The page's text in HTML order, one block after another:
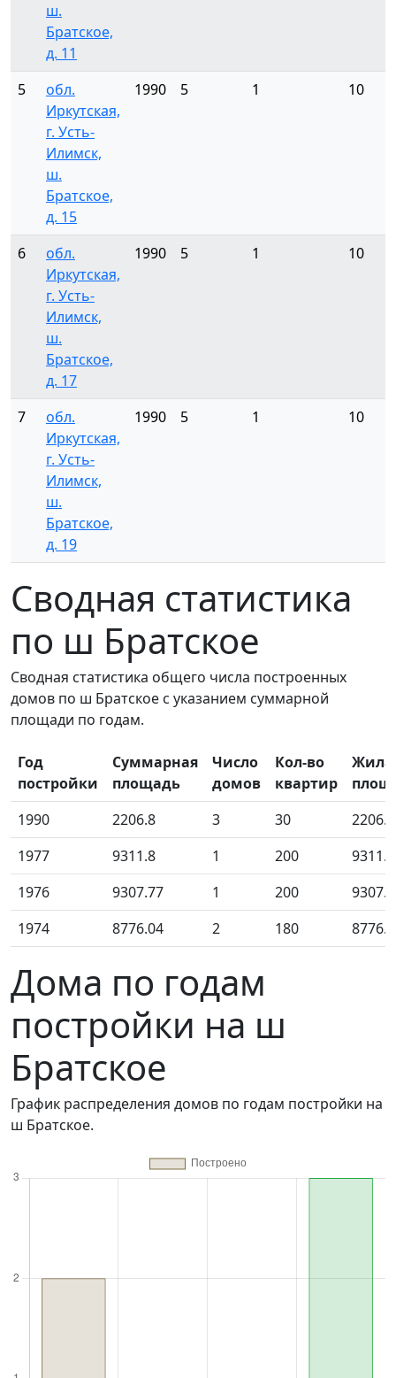
ш.
Братское,
д. 11
5
обл.
Иркутская,
г. Усть-
Илимск,
ш.
Братское,
д. 15
1990 5 1 10
6
обл.
Иркутская,
г. Усть-
Илимск,
ш.
Братское,
д. 17
1990 5 1 10
7
обл.
Иркутская,
г. Усть-
Илимск,
ш.
Братское,
д. 19
1990 5 1 10
Сводная статистика
по ш Братское
Сводная статистика общего числа построенных
домов по ш Братское с указанием суммарной
площади по годам.
Год
постройки
Суммарная
площадь
Число
домов
Кол-во
квартир
1990
2206.8 3 30
1977
9311.8 1 200
1976
9307.77 1 200
1974
8776.04 2 180
Дома по годам
постройки на ш
Братское
График распределения домов по годам постройки на
ш Братское.